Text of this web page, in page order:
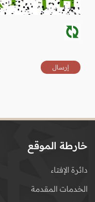
خارطة الموقع
دائرة الإفتاء
الخدمات المقدمة